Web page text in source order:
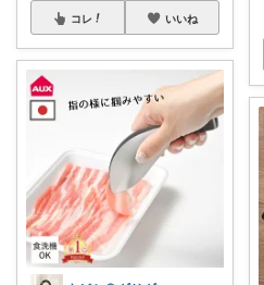
コレ いいね